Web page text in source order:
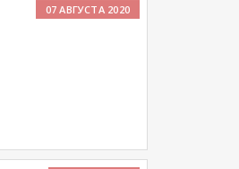
07 АВГУСТА 2020